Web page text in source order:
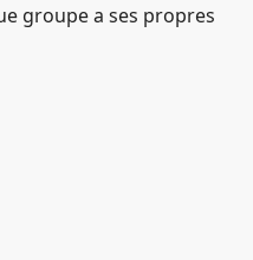
groupe a ses propres